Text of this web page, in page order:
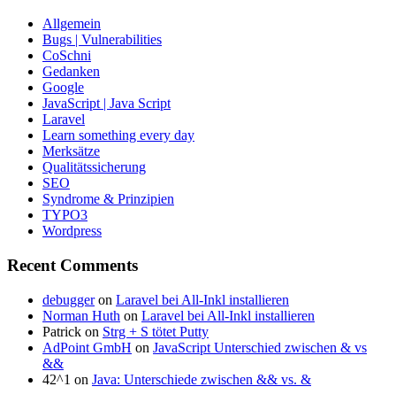
Allgemein
Bugs | Vulnerabilities
CoSchni
Gedanken
Google
JavaScript | Java Script
Laravel
Learn something every day
Merksätze
Qualitätssicherung
SEO
Syndrome & Prinzipien
TYPO3
Wordpress
Recent Comments
debuggeron Laravel bei All-Inkl installieren
Norman Huth on Laravel bei All-Inkl installieren
Patrick on Strg + S tötet Putty
AdPoint GmbH on JavaScript Unterschied zwischen & vs
&&
42^1 on Java: Unterschiede zwischen && vs. &